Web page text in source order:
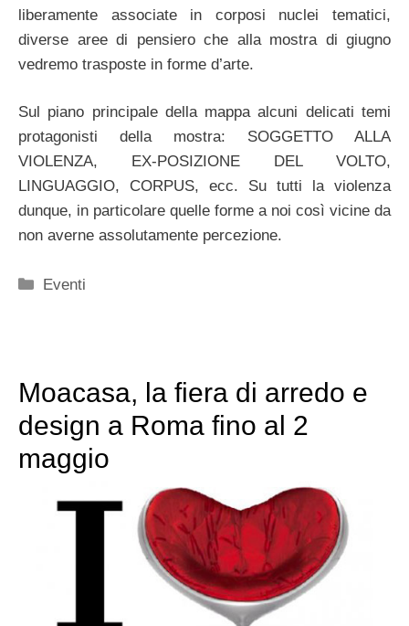
liberamente associate in corposi nuclei tematici,
diverse aree di pensiero che alla mostra di giugno
vedremo trasposte in forme d’arte.
Sul piano principale della mappa alcuni delicati temi
protagonisti della mostra: SOGGETTO ALLA
VIOLENZA, EX-POSIZIONE DEL VOLTO,
LINGUAGGIO, CORPUS, ecc. Su tutti la violenza
dunque, in particolare quelle forme a noi così vicine da
non averne assolutamente percezione.
Categorie
Eventi
Moacasa, la fiera di arredo e
design a Roma fino al 2
maggio